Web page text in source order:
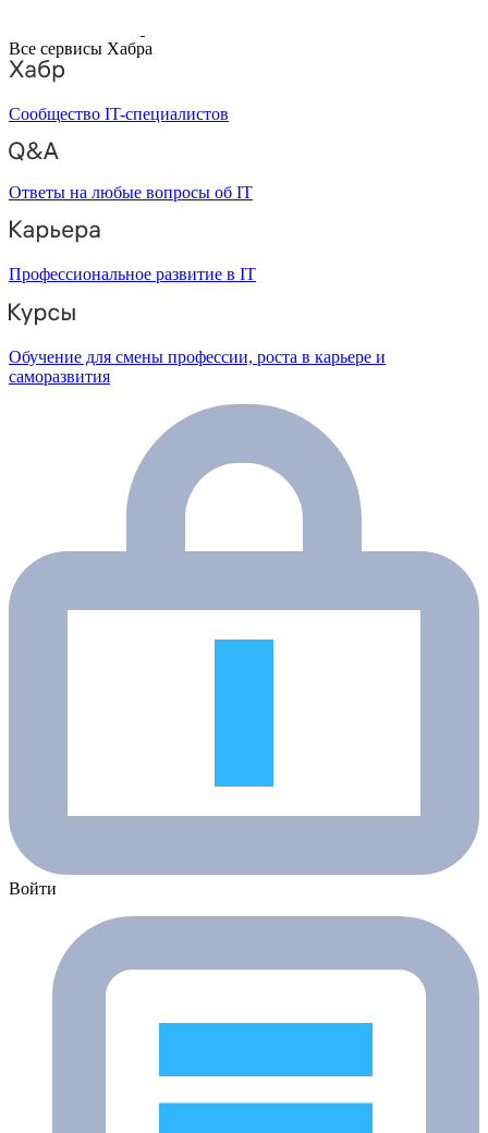
Все сервисы Хабра
Сообщество IT-специалистов
Ответы на любые вопросы об IT
Профессиональное развитие в IT
Обучение для смены профессии, роста в карьере и
саморазвития
Войти